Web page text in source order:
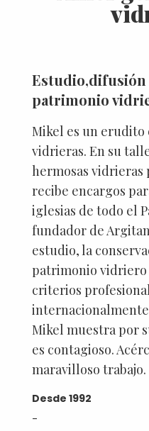
Estudio,difusión
patrimonio
Mikel es un erudito
vidrieras. En su
hermosas
recibe encargos
iglesias de todo el
fundador de
estudio, la
patrimonio vidriero
criterios
Mikel muestra por
es contagioso.
maravilloso trabajo.
Desde 1992
-